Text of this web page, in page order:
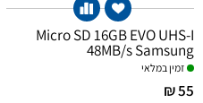
Micro SD 16GB EVO UHS-I
48MB/s Samsung
זמין במלאי
55 ₪